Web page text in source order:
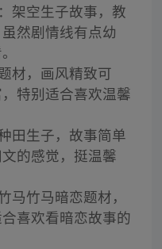
架空生子故事，教
然剧情线有点幼
材，画风精致可
特别适合喜欢温馨
田生子，故事简单
的感觉，挺温馨
马竹马暗恋题材，
喜欢看暗恋故事的